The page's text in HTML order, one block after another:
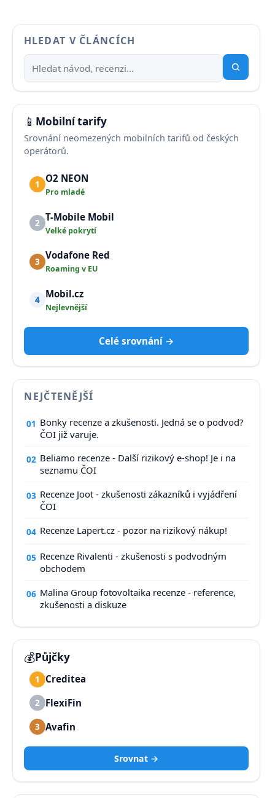
HLEDAT V ČLÁNCÍCH
📱 Mobilní tarify
Srovnání neomezených mobilních tarifů od českých
operátorů.
1 O2 NEON
Pro mladé
2 T-Mobile Mobil
Velké pokrytí
3 Vodafone Red
Roaming v EU
4 Mobil.cz
Nejlevnější
Celé srovnání →
NEJČTENĚJŠÍ
01 Bonky recenze a zkušenosti. Jedná se o podvod?
ČOI již varuje.
02 Beliamo recenze - Další rizikový e-shop! Je i na
seznamu ČOI
03 Recenze Joot - zkušenosti zákazníků i vyjádření
ČOI
04 Recenze Lapert.cz - pozor na rizikový nákup!
05 Recenze Rivalenti - zkušenosti s podvodným
obchodem
06 Malina Group fotovoltaika recenze - reference,
zkušenosti a diskuze
💰Půjčky
1 Creditea
2 FlexiFin
3 Avafin
Srovnat →